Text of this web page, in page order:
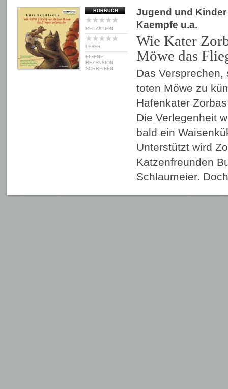
HÖRBUCH
REDAKTION
LESER
EIGENE
REZENSION
SCHREIBEN
Jugend und Kinder
Kaempfe u.a.
Wie Kater
Möwe das
Das
toten Möwe zu
Hafenkater
Die Verlegenheit
bald ein
Unterstützt wird
Katzenfreunden
Schlaumeier.